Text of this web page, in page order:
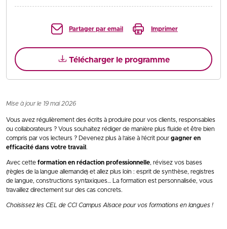
Partager par email Imprimer
Télécharger le programme
Mise à jour le 19 mai 2026
Vous avez régulièrement des écrits à produire pour vos clients, responsables
ou collaborateurs ? Vous souhaitez rédiger de manière plus fluide et être bien
compris par vos lecteurs ? Devenez plus à l’aise à l’écrit pour gagner en
efficacité dans votre travail .
Avec cette formation en rédaction professionnelle, révisez vos bases
(règles de la langue allemande) et allez plus loin : esprit de synthèse, registres
de langue, constructions syntaxiques… La formation est personnalisée, vous
travaillez directement sur des cas concrets.
Choisissez les CEL de CCI Campus Alsace pour vos formations en langues !